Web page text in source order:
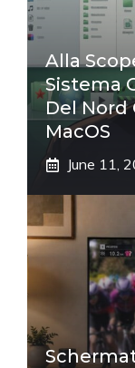
Alla
Sistema
Del Nord
MacOS
June 11,